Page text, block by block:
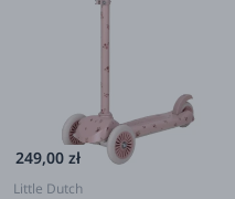
249,00 zł
Little Dutch